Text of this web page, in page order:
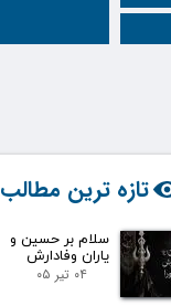
تازه ترین مطالب
سلام بر حسین و
یاران وفادارش
۰۴ تیر ۰۵